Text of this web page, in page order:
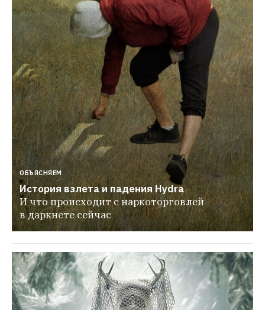
ОБЪЯСНЯЕМ
История взлета и падения Hydra
И что происходит с наркоторговлей
в даркнете сейчас